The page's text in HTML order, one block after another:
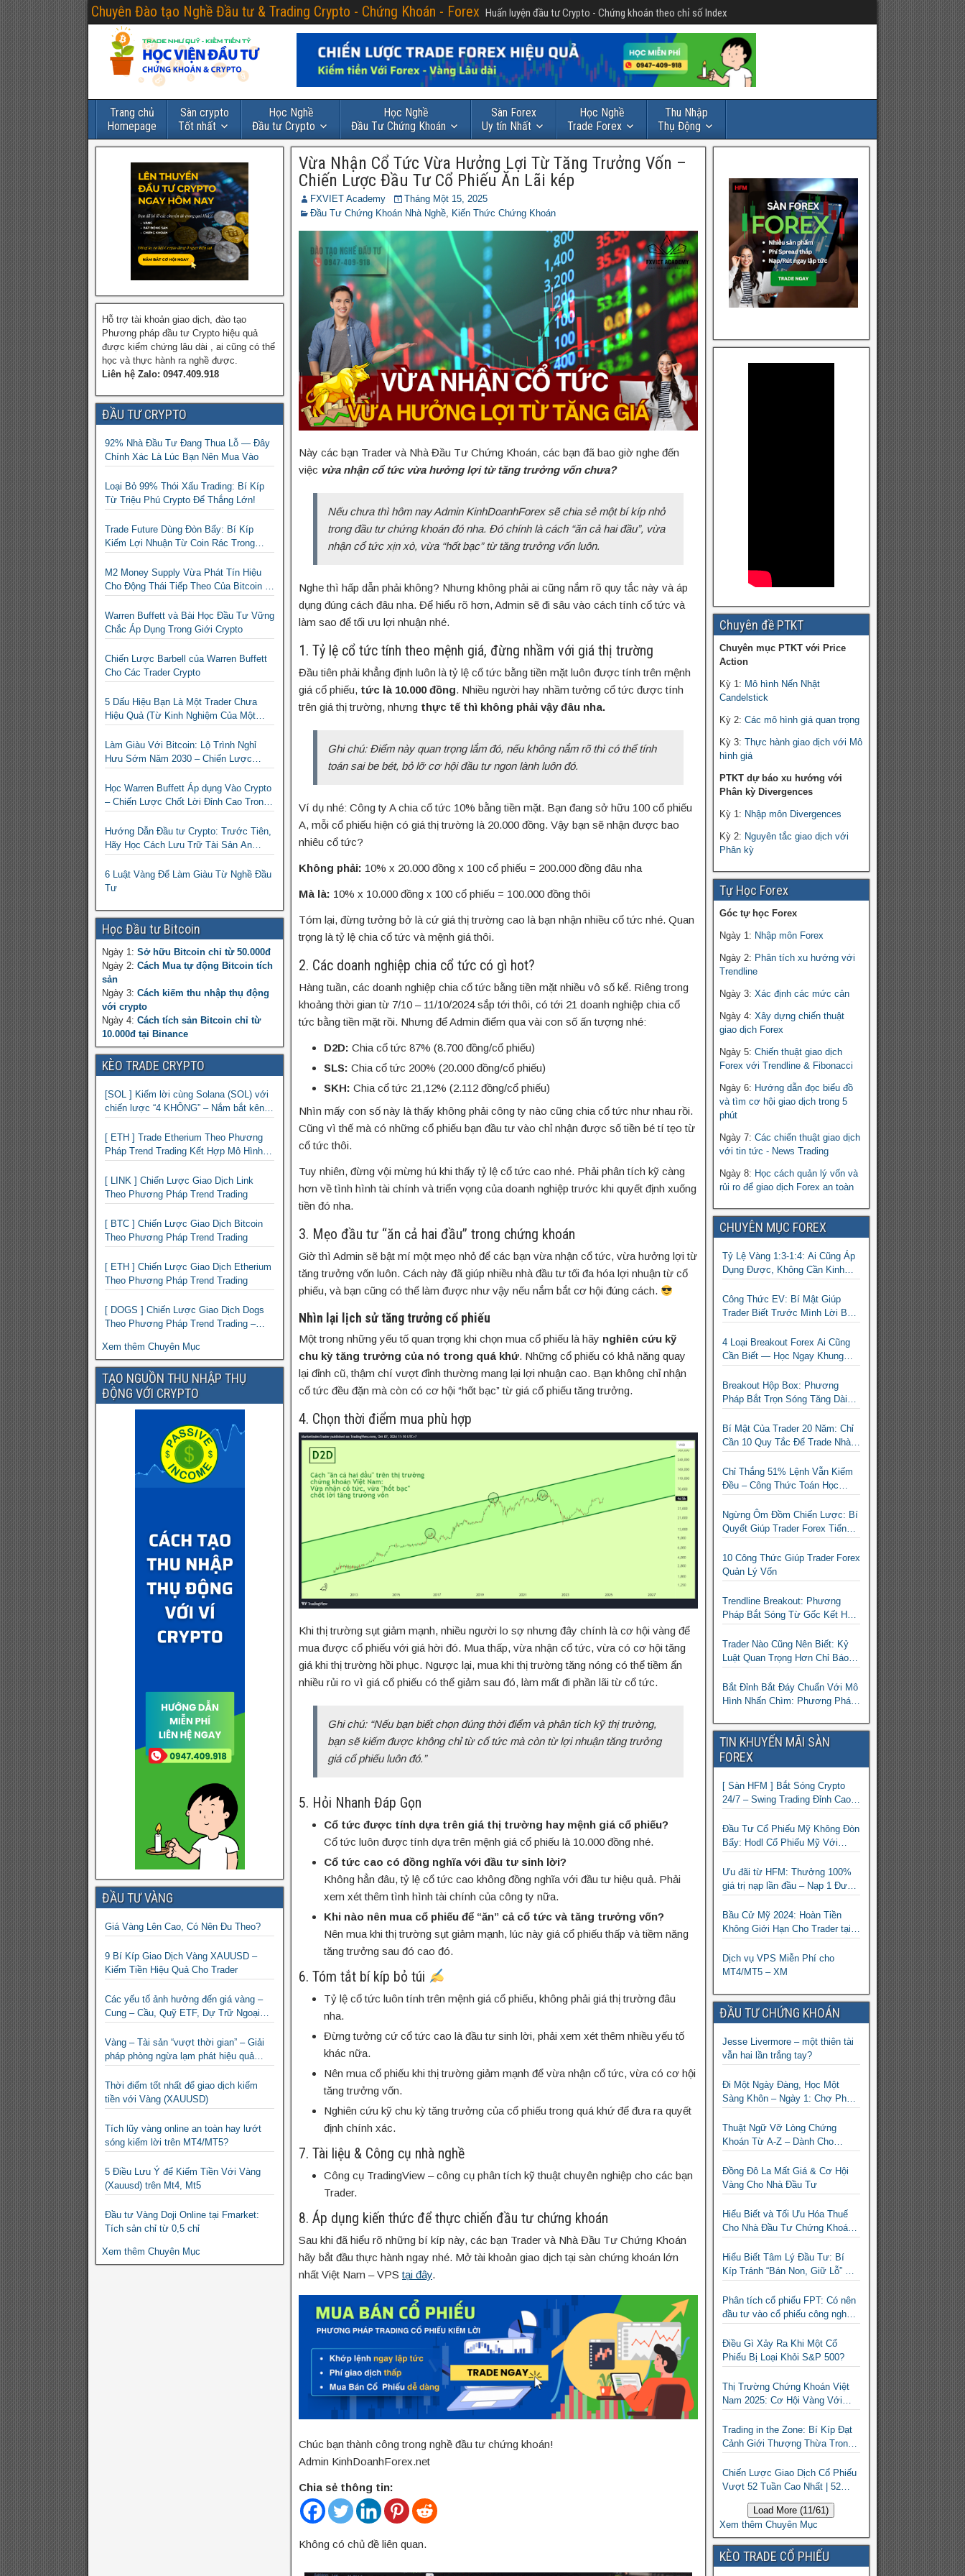
Chuyên Đào tạo Nghề Đầu tư & Trading Crypto - Chứng Khoán - Forex Huấn luyện đầu tư Crypto - Chứng khoán theo chỉ số Index
Trang chủ
Homepage
Sàn crypto
Tốt nhất
Học Nghề
Đầu tư Crypto
Học Nghề
Đầu Tư Chứng Khoán
Sàn Forex
Uy tín Nhất
Học Nghề
Trade Forex
Thu Nhập
Thụ Động
Vừa Nhận Cổ Tức Vừa Hưởng Lợi Từ Tăng Trưởng Vốn –
Chiến Lược Đầu Tư Cổ Phiếu Ăn Lãi kép
FXVIET Academy
Tháng Một 15, 2025
Đầu Tư Chứng Khoán Nhà Nghề, Kiến Thức Chứng Khoán
Này các bạn Trader và Nhà Đầu Tư Chứng Khoán, các bạn đã bao giờ nghe đến
việc vừa nhận cổ tức vừa hưởng lợi từ tăng trưởng vốn chưa?
Nếu chưa thì hôm nay Admin KinhDoanhForex sẽ chia sẻ một bí kíp nhỏ
trong đầu tư chứng khoán đó nha. Đó chính là cách “ăn cả hai đầu”, vừa
nhận cổ tức xịn xò, vừa “hốt bạc” từ tăng trưởng vốn luôn.
Nghe thì hấp dẫn phải không? Nhưng không phải ai cũng nắm rõ quy tắc này và áp
dụng đúng cách đâu nha. Để hiểu rõ hơn, Admin sẽ đi sâu vào cách tính cổ tức và
làm sao để tối ưu lợi nhuận nhé.
1. Tỷ lệ cổ tức tính theo mệnh giá, đừng nhầm với giá thị trường
Đầu tiên phải khẳng định luôn là tỷ lệ cổ tức bằng tiền mặt luôn được tính trên mệnh
giá cổ phiếu, tức là 10.000 đồng. Nhiều người hay nhầm tưởng cổ tức được tính
trên giá thị trường, nhưng thực tế thì không phải vậy đâu nha.
Ghi chú: Điểm này quan trọng lắm đó, nếu không nắm rõ thì có thể tính
toán sai be bét, bỏ lỡ cơ hội đầu tư ngon lành luôn đó.
Ví dụ nhé: Công ty A chia cổ tức 10% bằng tiền mặt. Bạn đang sở hữu 100 cổ phiếu
A, mỗi cổ phiếu hiện có giá thị trường là 20.000 đồng. Vậy bạn sẽ nhận được bao
nhiêu cổ tức?
Không phải: 10% x 20.000 đồng x 100 cổ phiếu = 200.000 đồng đâu nha
Mà là: 10% x 10.000 đồng x 100 cổ phiếu = 100.000 đồng thôi
Tóm lại, đừng tưởng bở là cứ giá thị trường cao là bạn nhận nhiều cổ tức nhé. Quan
trọng là tỷ lệ chia cổ tức và mệnh giá thôi.
2. Các doanh nghiệp chia cổ tức có gì hot?
Hàng tuần, các doanh nghiệp chia cổ tức bằng tiền mặt nhiều vô số kể. Riêng trong
khoảng thời gian từ 7/10 – 11/10/2024 sắp tới thôi, có tới 21 doanh nghiệp chia cổ
tức bằng tiền mặt rồi. Nhưng để Admin điểm qua vài con số ấn tượng nhé:
D2D: Chia cổ tức 87% (8.700 đồng/cổ phiếu)
SLS: Chia cổ tức 200% (20.000 đồng/cổ phiếu)
SKH: Chia cổ tức 21,12% (2.112 đồng/cổ phiếu)
Nhìn mấy con số này là thấy không phải công ty nào cũng chia cổ tức như nhau rồi.
Cũng vì thế mà có những cổ phiếu bạn đầu tư vào chỉ nhận được số tiền bé tí tẹo từ
cổ tức thôi.
Tuy nhiên, đừng vội mừng hú khi thấy tỷ lệ cổ tức cao nhé. Phải phân tích kỹ càng
hơn về tình hình tài chính và triển vọng của doanh nghiệp trước khi quyết định xuống
tiền đó nha.
3. Mẹo đầu tư “ăn cả hai đầu” trong chứng khoán
Giờ thì Admin sẽ bật mí một mẹo nhỏ để các bạn vừa nhận cổ tức, vừa hưởng lợi từ
tăng trưởng vốn luôn. Cách này đã giúp nhiều nhà đầu tư tối đa hóa lợi nhuận từ cổ
phiếu, và bạn cũng có thể làm được như vậy nếu nắm bắt cơ hội đúng cách.
Nhìn lại lịch sử tăng trưởng cổ phiếu
Một trong những yếu tố quan trọng khi chọn mua cổ phiếu là hãy nghiên cứu kỹ
chu kỳ tăng trưởng của nó trong quá khứ. Những cổ phiếu có khả năng quay
lại đỉnh cũ, thậm chí vượt đỉnh thường mang lại lợi nhuận cao. Bạn không chỉ nhận
cổ tức đều đặn mà còn có cơ hội “hốt bạc” từ giá cổ phiếu tăng trưởng.
4. Chọn thời điểm mua phù hợp
Khi thị trường sụt giảm mạnh, nhiều người lo sợ nhưng đây chính là cơ hội vàng để
mua được cổ phiếu với giá hời đó. Mua thấp, vừa nhận cổ tức, vừa có cơ hội tăng
giá khi thị trường hồi phục. Ngược lại, mua khi thị trường tăng nóng có thể tiềm ẩn
nhiều rủi ro vì giá cổ phiếu có thể giảm sau đó, làm mất đi phần lãi từ cổ tức.
Ghi chú: “Nếu bạn biết chọn đúng thời điểm và phân tích kỹ thị trường,
bạn sẽ kiếm được không chỉ từ cổ tức mà còn từ lợi nhuận tăng trưởng
giá cổ phiếu luôn đó.”
5. Hỏi Nhanh Đáp Gọn
Cổ tức được tính dựa trên giá thị trường hay mệnh giá cổ phiếu?
Cổ tức luôn được tính dựa trên mệnh giá cổ phiếu là 10.000 đồng nhé.
Cổ tức cao có đồng nghĩa với đầu tư sinh lời?
Không hẳn đâu, tỷ lệ cổ tức cao không đồng nghĩa với đầu tư hiệu quả. Phải
xem xét thêm tình hình tài chính của công ty nữa.
Khi nào nên mua cổ phiếu để “ăn” cả cổ tức và tăng trưởng vốn?
Nên mua khi thị trường sụt giảm mạnh, lúc này giá cổ phiếu thấp và tiềm năng
tăng trưởng sau đó cao đó.
6. Tóm tắt bí kíp bỏ túi
Tỷ lệ cổ tức luôn tính trên mệnh giá cổ phiếu, không phải giá thị trường đâu
nha.
Đừng tưởng cứ cổ tức cao là đầu tư sinh lời, phải xem xét thêm nhiều yếu tố
khác nữa.
Nên mua cổ phiếu khi thị trường giảm mạnh để vừa nhận cổ tức, vừa có cơ hội
tăng trưởng vốn.
Nghiên cứu kỹ chu kỳ tăng trưởng của cổ phiếu trong quá khứ để đưa ra quyết
định chính xác.
7. Tài liệu & Công cụ nhà nghề
Công cụ TradingView – công cụ phân tích kỹ thuật chuyên nghiệp cho các bạn
Trader.
8. Áp dụng kiến thức để thực chiến đầu tư chứng khoán
Sau khi đã hiểu rõ những bí kíp này, các bạn Trader và Nhà Đầu Tư Chứng Khoán
hãy bắt đầu thực hành ngay nhé. Mở tài khoản giao dịch tại sàn chứng khoán lớn
nhất Việt Nam – VPStại đây.
Chúc bạn thành công trong nghề đầu tư chứng khoán!
Admin KinhDoanhForex.net
Chia sẻ thông tin:
Không có chủ đề liên quan.
Hỗ trợ tài khoản giao dịch, đào tạo
Phương pháp đầu tư Crypto hiệu quả
được kiểm chứng lâu dài , ai cũng có thể
học và thực hành ra nghề được.
Liên hệ Zalo: 0947.409.918
ĐẦU TƯ CRYPTO
92% Nhà Đầu Tư Đang Thua Lỗ — Đây
Chính Xác Là Lúc Bạn Nên Mua Vào
Loại Bỏ 99% Thói Xấu Trading: Bí Kíp
Từ Triệu Phú Crypto Để Thắng Lớn!
Trade Future Dùng Đòn Bẩy: Bí Kíp
Kiếm Lợi Nhuận Từ Coin Rác Trong
Khống
M2 Money Supply Vừa Phát Tín Hiệu
Cho Động Thái Tiếp Theo Của Bitcoin —
Warren Buffett và Bài Học Đầu Tư Vững
Chắc Áp Dụng Trong Giới Crypto
Chiến Lược Barbell của Warren Buffett
Cho Các Trader Crypto
5 Dấu Hiệu Bạn Là Một Trader Chưa
Hiệu Quả (Từ Kinh Nghiệm Của Một
Làm Giàu Với Bitcoin: Lộ Trình Nghỉ
Hưu Sớm Năm 2030 – Chiến Lược
Học Warren Buffett Áp dụng Vào Crypto
– Chiến Lược Chốt Lời Đỉnh Cao Trong
Hướng Dẫn Đầu tư Crypto: Trước Tiên,
Hãy Học Cách Lưu Trữ Tài Sản An
6 Luật Vàng Để Làm Giàu Từ Nghề Đầu
Tư
Học Đầu tư Bitcoin
Ngày 1: Sở hữu Bitcoin chỉ từ 50.000đ
Ngày 2: Cách Mua tự động Bitcoin tích
sản
Ngày 3: Cách kiếm thu nhập thụ động
với crypto
Ngày 4: Cách tích sản Bitcoin chỉ từ
10.000đ tại Binance
KÈO TRADE CRYPTO
[SOL ] Kiếm lời cùng Solana (SOL) với
chiến lược “4 KHÔNG” – Nắm bắt kênh
[ ETH ] Trade Etherium Theo Phương
Pháp Trend Trading Kết Hợp Mô Hình
[ LINK ] Chiến Lược Giao Dịch Link
Theo Phương Pháp Trend Trading
[ BTC ] Chiến Lược Giao Dịch Bitcoin
Theo Phương Pháp Trend Trading
[ ETH ] Chiến Lược Giao Dịch Etherium
Theo Phương Pháp Trend Trading
[ DOGS ] Chiến Lược Giao Dịch Dogs
Theo Phương Pháp Trend Trading –
Xem thêm Chuyên Mục
TẠO NGUỒN THU NHẬP THỤ
ĐỘNG VỚI CRYPTO
ĐẦU TƯ VÀNG
Giá Vàng Lên Cao, Có Nên Đu Theo?
9 Bí Kíp Giao Dịch Vàng XAUUSD –
Kiếm Tiền Hiệu Quả Cho Trader
Các yếu tố ảnh hưởng đến giá vàng –
Cung – Cầu, Quỹ ETF, Dự Trữ Ngoại
Vàng – Tài sản “vượt thời gian” – Giải
pháp phòng ngừa lạm phát hiệu quả
Thời điểm tốt nhất để giao dịch kiếm
tiền với Vàng (XAUUSD)
Tích lũy vàng online an toàn hay lướt
sóng kiếm lời trên MT4/MT5?
5 Điều Lưu Ý để Kiếm Tiền Với Vàng
(Xauusd) trên Mt4, Mt5
Đầu tư Vàng Doji Online tại Fmarket:
Tích sản chỉ từ 0,5 chỉ
Xem thêm Chuyên Mục
Chuyên đề PTKT
Chuyên mục PTKT với Price
Action
Kỳ 1: Mô hình Nến Nhật
Candelstick
Kỳ 2: Các mô hình giá quan trọng
Kỳ 3: Thực hành giao dịch với Mô
hình giá
PTKT dự báo xu hướng với
Phân kỳ Divergences
Kỳ 1: Nhập môn Divergences
Kỳ 2: Nguyên tắc giao dịch với
Phân kỳ
Tự Học Forex
Góc tự học Forex
Ngày 1: Nhập môn Forex
Ngày 2: Phân tích xu hướng với
Trendline
Ngày 3: Xác định các mức cản
Ngày 4: Xây dựng chiến thuật
giao dịch Forex
Ngày 5: Chiến thuật giao dịch
Forex với Trendline & Fibonacci
Ngày 6: Hướng dẫn đọc biểu đồ
và tìm cơ hội giao dịch trong 5
phút
Ngày 7: Các chiến thuật giao dịch
với tin tức - News Trading
Ngày 8: Học cách quản lý vốn và
rủi ro để giao dịch Forex an toàn
CHUYÊN MỤC FOREX
Tỷ Lệ Vàng 1:3-1:4: Ai Cũng Áp
Dụng Được, Không Cần Kinh
Công Thức EV: Bí Mật Giúp
Trader Biết Trước Mình Lời Bao
4 Loại Breakout Forex Ai Cũng
Cần Biết — Học Ngay Khung
Vẫn Ăn Tiền
Breakout Hộp Box: Phương
Pháp Bắt Trọn Sóng Tăng Dài
Bí Mật Của Trader 20 Năm: Chỉ
Cần 10 Quy Tắc Để Trade Nhàn
Chỉ Thắng 51% Lệnh Vẫn Kiếm
Đều – Công Thức Toán Học
Thắng Nhiều Lệnh
Ngừng Ôm Đồm Chiến Lược: Bí
Quyết Giúp Trader Forex Tiến
10 Công Thức Giúp Trader Forex
Quản Lý Vốn
Trendline Breakout: Phương
Pháp Bắt Sóng Từ Gốc Kết Hợp
Trader Forex
Trader Nào Cũng Nên Biết: Kỷ
Luật Quan Trọng Hơn Chỉ Báo
Bắt Đỉnh Bắt Đáy Chuẩn Với Mô
Hình Nhấn Chìm: Phương Pháp
Mọi Trader
TIN KHUYẾN MÃI SÀN
FOREX
[ Sàn HFM ] Bắt Sóng Crypto
24/7 – Swing Trading Đỉnh Cao
Đầu Tư Cổ Phiếu Mỹ Không Đòn
Bẩy: Hodl Cổ Phiếu Mỹ Với
Đều Đều | cổ phiếu CFD
Ưu đãi từ HFM: Thưởng 100%
giá trị nạp lần đầu – Nạp 1 Được
Ngay!
Bầu Cử Mỹ 2024: Hoàn Tiền
Không Giới Hạn Cho Trader tại
Dịch vụ VPS Miễn Phí cho
MT4/MT5 – XM
ĐẦU TƯ CHỨNG KHOÁN
Jesse Livermore – một thiên tài
vẫn hai lần trắng tay?
Đi Một Ngày Đàng, Học Một
Sàng Khôn – Ngày 1: Chợ Phố
Thuật Ngữ Vỡ Lòng Chứng
Khoán Từ A-Z – Dành Cho
Đồng Đô La Mất Giá & Cơ Hội
Vàng Cho Nhà Đầu Tư
Hiểu Biết và Tối Ưu Hóa Thuế
Cho Nhà Đầu Tư Chứng Khoán
Hiểu Biết Tâm Lý Đầu Tư: Bí
Kíp Tránh “Bán Non, Giữ Lỗ” Để
Chứng Khoán
Phân tích cổ phiếu FPT: Có nên
đầu tư vào cổ phiếu công nghệ
Điều Gì Xảy Ra Khi Một Cổ
Phiếu Bị Loại Khỏi S&P 500?
Thị Trường Chứng Khoán Việt
Nam 2025: Cơ Hội Vàng Với
Trading in the Zone: Bí Kíp Đạt
Cảnh Giới Thượng Thừa Trong
Chiến Lược Giao Dịch Cổ Phiếu
Vượt 52 Tuần Cao Nhất | 52
Week High | Stock Screener
Load More (11/61)
Xem thêm Chuyên Mục
KÈO TRADE CỔ PHIẾU